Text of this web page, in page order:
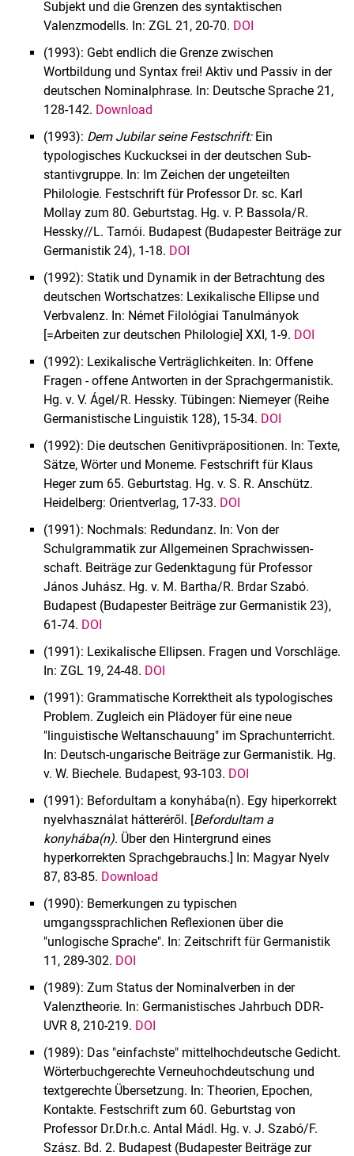
Subjekt und die Grenzen des syntaktischen
Valenzmodells. In: ZGL 21, 20-70. DOI
(1993): Gebt endlich die Grenze zwischen
Wortbildung und Syntax frei! Aktiv und Passiv in der
deutschen Nominalphrase. In: Deutsche Sprache 21,
128-142. Download
(1993): Dem Jubilar seine Festschrift:Ein
typologisches Kuckucksei in der deutschen Sub­
stantivgruppe. In: Im Zeichen der ungeteilten
Philologie. Festschrift für Professor Dr. sc. Karl
Mollay zum 80. Geburtstag. Hg. v. P. Bassola/R.
Hessky//L. Tarnói. Budapest (Budapester Beiträge zur
Germanistik 24), 1-18. DOI
(1992): Statik und Dynamik in der Betrachtung des
deutschen Wortschatzes: Lexikalische Ellipse und
Verbvalenz. In: Német Filológiai Tanulmányok
[=Arbeiten zur deutschen Philolo­gie] XXI, 1-9. DOI
(1992): Lexikalische Verträglichkeiten. In: Offene
Fragen - offene Antworten in der Sprach­germanistik.
Hg. v. V. Ágel/R. Hessky. Tübingen: Niemeyer (Reihe
Germanistische Lingui­stik 128), 15-34. DOI
(1992): Die deutschen Genitivpräpositionen. In: Texte,
Sätze, Wörter und Moneme. Festschrift für Klaus
Heger zum 65. Geburtstag. Hg. v. S. R. Anschütz.
Heidelberg: Orientverlag, 17-33. DOI
(1991): Nochmals: Redundanz. In: Von der
Schulgrammatik zur Allgemeinen Sprachwissen­
schaft. Beiträge zur Gedenktagung für Professor
János Juhász. Hg. v. M. Bartha/R. Brdar Szabó.
Budapest (Budapester Beiträge zur Germanistik 23),
61-74. DOI
(1991): Lexikalische Ellipsen. Fragen und Vorschläge.
In: ZGL 19, 24-48. DOI
(1991): Grammatische Korrektheit als typologisches
Problem. Zugleich ein Plädoyer für eine neue
"linguistische Weltanschauung" im Sprachunterricht.
In: Deutsch-ungarische Beiträge zur Germanistik. Hg.
v. W. Biechele. Budapest, 93-103. DOI
(1991): Befordultam a konyhába(n). Egy hiperkorrekt
nyelvhasználat hátteréről. [Befordultam a
konyhába(n). Über den Hintergrund eines
hyperkorrekten Sprachgebrauchs.] In: Magyar Nyelv
87, 83-85. Download
(1990): Bemerkungen zu typischen
umgangssprachlichen Reflexionen über die
"unlogische Sprache". In: Zeitschrift für Germanistik
11, 289-302. DOI
(1989): Zum Status der Nominalverben in der
Valenztheorie. In: Germanistisches Jahrbuch DDR-
UVR 8, 210-219. DOI
(1989): Das "einfachste" mittelhochdeutsche Gedicht.
Wörterbuchgerechte Verneuhochdeut­schung und
textgerechte Übersetzung. In: Theorien, Epochen,
Kontakte. Festschrift zum 60. Geburtstag von
Professor Dr.Dr.h.c. Antal Mádl. Hg. v. J. Szabó/F.
Szász. Bd. 2. Budapest (Budapester Beiträge zur